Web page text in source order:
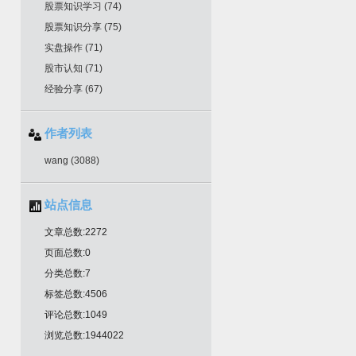
股票知识学习 (74)
股票知识分享 (75)
实盘操作 (71)
股市认知 (71)
经验分享 (67)
作者列表
wang (3088)
站点信息
文章总数:2272
页面总数:0
分类总数:7
标签总数:4506
评论总数:1049
浏览总数:1944022